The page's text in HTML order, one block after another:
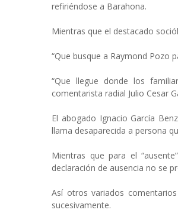
refiriéndose a Barahona.
Mientras que el destacado
“Que busque a Raymond Pozo
“Que llegue donde los
comentarista radial Julio Cesar
El abogado Ignacio García
llama desaparecida a persona
Mientras que para el
declaración de ausencia no se
Así otros variados
sucesivamente.